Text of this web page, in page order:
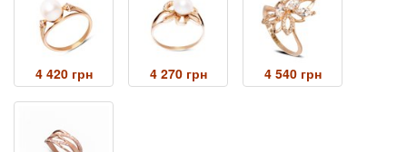
4 420 грн 4 270 грн 4 540 грн